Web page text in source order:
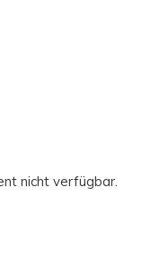
nicht verfügbar.